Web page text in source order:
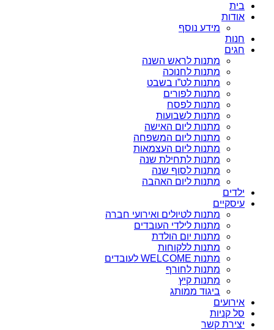
בית
אודות
מידע נוסף
חנות
חגים
מתנות לראש השנה
מתנות לחנוכה
מתנות לט”ו בשבט
מתנות לפורים
מתנות לפסח
מתנות לשבועות
מתנות ליום האישה
מתנות ליום המשפחה
מתנות ליום העצמאות
מתנות לתחילת שנה
מתנות לסוף שנה
מתנות ליום האהבה
ילדים
עיסקיים
מתנות לטיולים ואירועי חברה
מתנות לילדי העובדים
מתנות יום הולדת
מתנות ללקוחות
מתנות WELCOME לעובדים
מתנות לחורף
מתנות קיץ
ביגוד ממותג
אירועים
סל קניות
יצירת קשר